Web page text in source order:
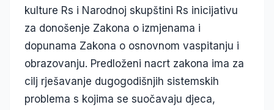
kulture Rs i Narodnoj skupštini Rs inicijativu
za donošenje Zakona o izmjenama i
dopunama Zakona o osnovnom vaspitanju i
obrazovanju. Predloženi nacrt zakona ima za
cilj rješavanje dugogodišnjih sistemskih
problema s kojima se suočavaju djeca,